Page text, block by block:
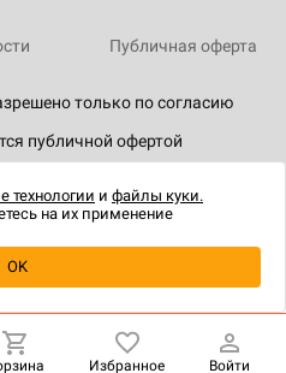
о наличии
только по согласию
публичной офертой
Публичная оферта
Избранное Войти
технологии и файлы куки.
на их применение
OK